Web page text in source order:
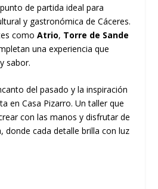
de partida ideal para
y gastronómica de Cáceres.
comoAtrio, Torre de Sande
una experiencia que
sabor.
del pasado y la inspiración
en Casa Pizarro. Un taller que
con las manos y disfrutar de
donde cada detalle brilla con luz